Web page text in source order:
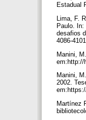
Estadual
Lima, F.
Paulo.
desafios
4086-
Manini,
em:http://
Manini,
2002.
Martínez